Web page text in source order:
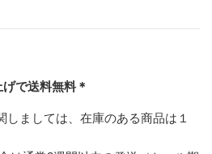
で送料無料＊
しましては、在庫のある商品は１